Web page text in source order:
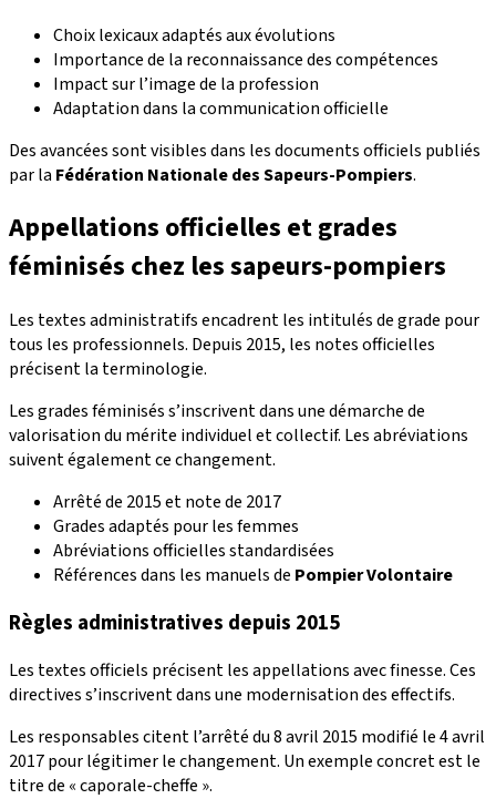
Choix lexicaux adaptés aux évolutions
Importance de la reconnaissance des compétences
Impact sur l’image de la profession
Adaptation dans la communication officielle
Des avancées sont visibles dans les documents officiels publiés
par la Fédération Nationale des Sapeurs-Pompiers.
Appellations officielles et grades
féminisés chez les sapeurs-pompiers
Les textes administratifs encadrent les intitulés de grade pour
tous les professionnels. Depuis 2015, les notes officielles
précisent la terminologie.
Les grades féminisés s’inscrivent dans une démarche de
valorisation du mérite individuel et collectif. Les abréviations
suivent également ce changement.
Arrêté de 2015 et note de 2017
Grades adaptés pour les femmes
Abréviations officielles standardisées
Références dans les manuels de Pompier Volontaire
Règles administratives depuis 2015
Les textes officiels précisent les appellations avec finesse. Ces
directives s’inscrivent dans une modernisation des effectifs.
Les responsables citent l’arrêté du 8 avril 2015 modifié le 4 avril
2017 pour légitimer le changement. Un exemple concret est le
titre de « caporale-cheffe ».